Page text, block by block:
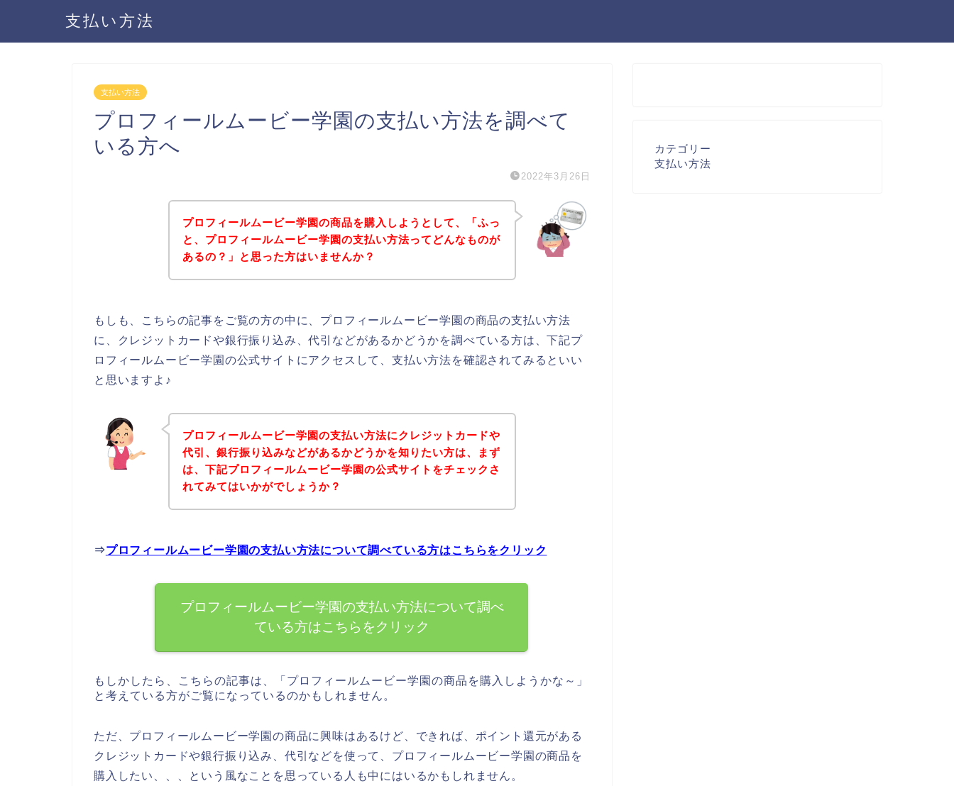
支払い方法
支払い方法
プロフィールムービー学園の支払い方法を調べて
いる方へ
2022年3月26日
プロフィールムービー学園の商品を購入しようとして、「ふっ
と、プロフィールムービー学園の支払い方法ってどんなものが
あるの？」と思った方はいませんか？
もしも、こちらの記事をご覧の方の中に、プロフィールムービー学園の商品の支払い方法
に、クレジットカードや銀行振り込み、代引などがあるかどうかを調べている方は、下記プ
ロフィールムービー学園の公式サイトにアクセスして、支払い方法を確認されてみるといい
と思いますよ♪
プロフィールムービー学園の支払い方法にクレジットカードや
代引、銀行振り込みなどがあるかどうかを知りたい方は、まず
は、下記プロフィールムービー学園の公式サイトをチェックさ
れてみてはいかがでしょうか？
⇒プロフィールムービー学園の支払い方法について調べている方はこちらをクリック
プロフィールムービー学園の支払い方法について調べ
ている方はこちらをクリック
もしかしたら、こちらの記事は、「プロフィールムービー学園の商品を購入しようかな～」
と考えている方がご覧になっているのかもしれません。
ただ、プロフィールムービー学園の商品に興味はあるけど、できれば、ポイント還元がある
クレジットカードや銀行振り込み、代引などを使って、プロフィールムービー学園の商品を
購入したい、、、という風なことを思っている人も中にはいるかもしれません。
カテゴリー
支払い方法